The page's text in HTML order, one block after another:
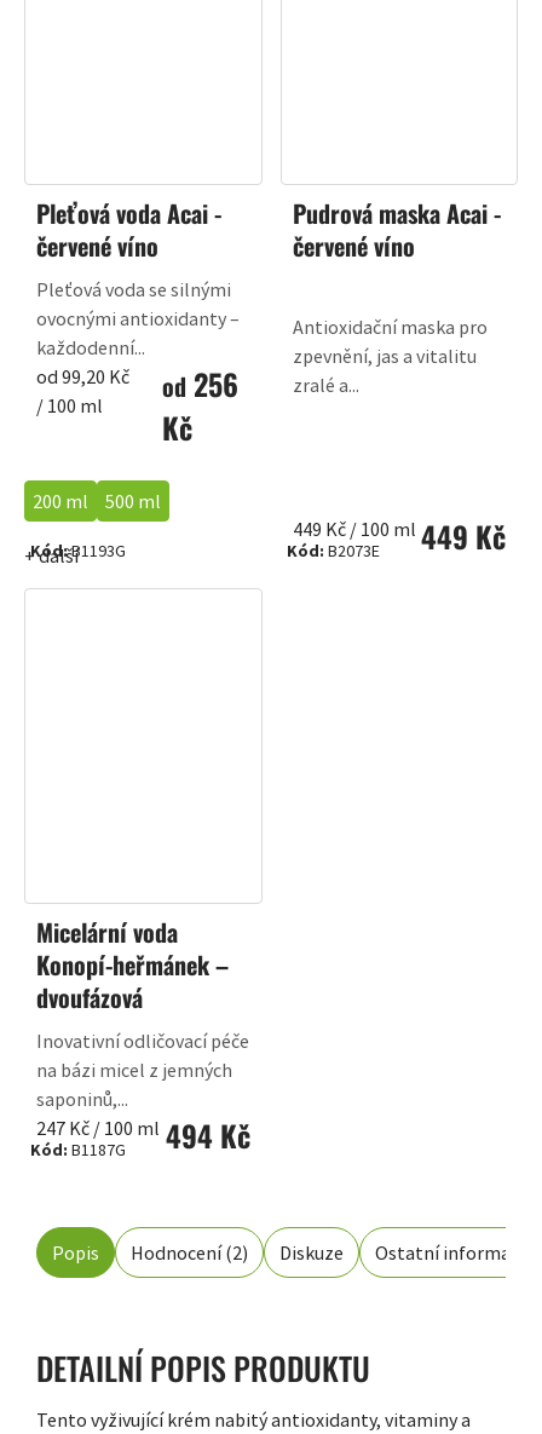
Pleťová voda Acai -
červené víno
od 256
Kč
Měrná
cena:
od 99,20 Kč
/ 100 ml
Pleťová voda se silnými
ovocnými antioxidanty –
každodenní...
200 ml 500 ml
+ další
Kód:B1193G
Pudrová maska Acai -
červené víno
449 Kč
Měrná
cena:
449 Kč / 100 ml
Antioxidační maska pro
zpevnění, jas a vitalitu
zralé a...
Kód: B2073E
Micelární voda
Konopí-heřmánek –
dvoufázová
494 Kč
Měrná
cena:
247 Kč / 100 ml
Inovativní odličovací péče
na bázi micel z jemných
saponinů,...
Kód: B1187G
Popis Hodnocení (2) Diskuze Ostatní informace
DETAILNÍ POPIS PRODUKTU
Tento vyživující krém nabitý antioxidanty, vitaminy a